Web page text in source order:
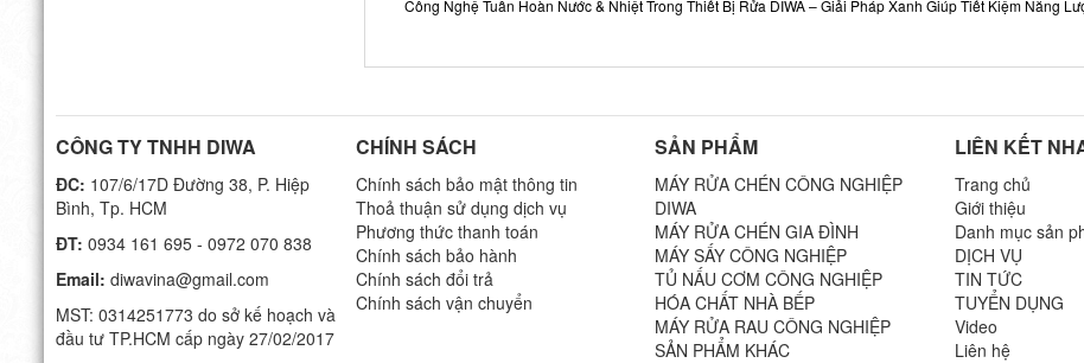
Công Nghệ Tuần Hoàn Nước & Nhiệt Trong Thiết Bị Rửa DIWA – Giải Pháp Xanh Giúp Tiết Kiệm Năng
CÔNG TY TNHH DIWA
ĐC: 107/6/17D Đường 38, P. Hiệp
Bình, Tp. HCM
ĐT: 0934 161 695 - 0972 070 838
Email: diwavina@gmail.com
MST: 0314251773 do sở kế hoạch và
đầu tư TP.HCM cấp ngày 27/02/2017
CHÍNH SÁCH
Chính sách bảo mật thông tin
Thoả thuận sử dụng dịch vụ
Phương thức thanh toán
Chính sách bảo hành
Chính sách đổi trả
Chính sách vận chuyển
SẢN PHẨM
MÁY RỬA CHÉN CÔNG NGHIỆP
DIWA
MÁY RỬA CHÉN GIA ĐÌNH
MÁY SẤY CÔNG NGHIỆP
TỦ NẤU CƠM CÔNG NGHIỆP
HÓA CHẤT NHÀ BẾP
MÁY RỬA RAU CÔNG NGHIỆP
SẢN PHẨM KHÁC
LIÊN KẾT
Trang chủ
Giới thiệu
Danh mục sản
DỊCH VỤ
TIN TỨC
TUYỂN DỤNG
Video
Liên hệ